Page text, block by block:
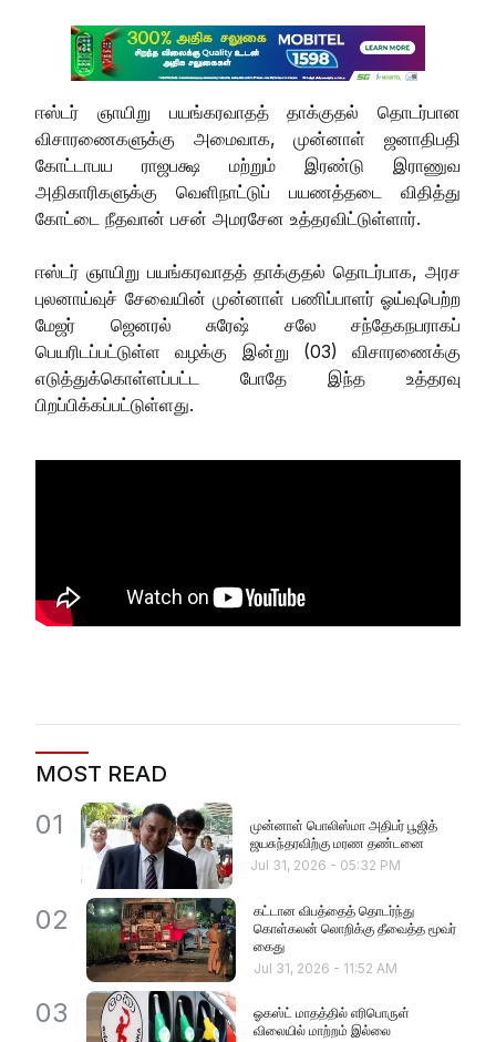
ஈஸ்டர் ஞாயிறு பயங்கரவாதத் தாக்குதல் தொடர்பான
விசாரணைகளுக்கு அமைவாக, முன்னாள் ஜனாதிபதி
கோட்டாபய ராஜபக்ஷ மற்றும் இரண்டு இராணுவ
அதிகாரிகளுக்கு வெளிநாட்டுப் பயணத்தடை விதித்து
கோட்டை நீதவான் பசன் அமரசேன உத்தரவிட்டுள்ளார்.
ஈஸ்டர் ஞாயிறு பயங்கரவாதத் தாக்குதல் தொடர்பாக, அரச
புலனாய்வுச் சேவையின் முன்னாள் பணிப்பாளர் ஓய்வுபெற்ற
மேஜர் ஜெனரல் சுரேஷ் சலே சந்தேகநபராகப்
பெயரிடப்பட்டுள்ள வழக்கு இன்று (03) விசாரணைக்கு
எடுத்துக்கொள்ளப்பட்ட போதே இந்த உத்தரவு
பிறப்பிக்கப்பட்டுள்ளது.
MOST READ
01
முன்னாள் பொலிஸ்மா அதிபர் பூஜித்
ஜயசுந்தரவிற்கு மரண தண்டனை
Jul 31, 2026 - 05:32 PM
02
கட்டான விபத்தைத் தொடர்ந்து
கொள்கலன் லொறிக்கு தீவைத்த மூவர்
கைது
Jul 31, 2026 - 11:52 AM
03
ஓகஸ்ட் மாதத்தில் எரிபொருள்
விலையில் மாற்றம் இல்லை